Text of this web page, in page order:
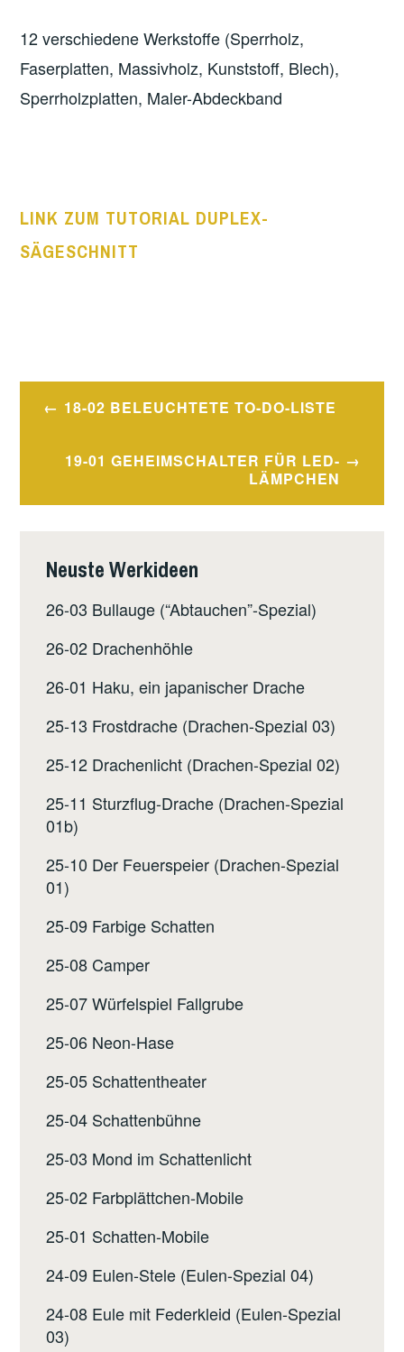
12 verschiedene Werkstoffe (Sperrholz,
Faserplatten, Massivholz, Kunststoff, Blech),
Sperrholzplatten, Maler-Abdeckband
LINK ZUM TUTORIAL DUPLEX-
SÄGESCHNITT
Post18-02 BELEUCHTETE TO-DO-LISTE
19-01 GEHEIMSCHALTER FÜR LED-
LÄMPCHEN
Neuste Werkideen
26-03 Bullauge (“Abtauchen”-Spezial)
26-02 Drachenhöhle
26-01 Haku, ein japanischer Drache
25-13 Frostdrache (Drachen-Spezial 03)
25-12 Drachenlicht (Drachen-Spezial 02)
25-11 Sturzflug-Drache (Drachen-Spezial
01b)
25-10 Der Feuerspeier (Drachen-Spezial
01)
25-09 Farbige Schatten
25-08 Camper
25-07 Würfelspiel Fallgrube
25-06 Neon-Hase
25-05 Schattentheater
25-04 Schattenbühne
25-03 Mond im Schattenlicht
25-02 Farbplättchen-Mobile
25-01 Schatten-Mobile
24-09 Eulen-Stele (Eulen-Spezial 04)
24-08 Eule mit Federkleid (Eulen-Spezial
03)